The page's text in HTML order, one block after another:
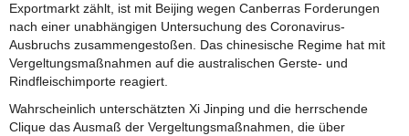
Exportmarkt zählt, ist mit Beijing wegen Canberras Forderungen
nach einer unabhängigen Untersuchung des Coronavirus-
Ausbruchs zusammengestoßen. Das chinesische Regime hat mit
Vergeltungsmaßnahmen auf die australischen Gerste- und
Rindfleischimporte reagiert.
Wahrscheinlich unterschätzten Xi Jinping und die herrschende
Clique das Ausmaß der Vergeltungsmaßnahmen, die über